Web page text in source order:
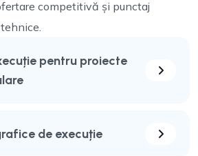
competitivă și punctaj
pentru proiecte
de execuție